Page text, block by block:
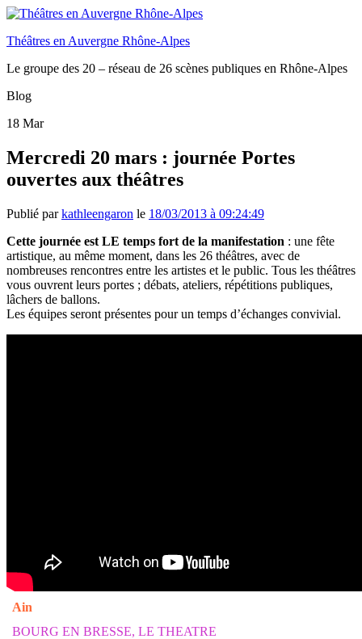
Théâtres en Auvergne Rhône-Alpes
Le groupe des 20 – réseau de 26 scènes publiques en Rhône-Alpes
Blog
18 Mar
Mercredi 20 mars : journée Portes
ouvertes aux théâtres
Publié parkathleengaron le 18/03/2013 à 09:24:49
Cette journée est LE temps fort de la manifestation : une fête
artistique, au même moment, dans les 26 théâtres, avec de
nombreuses rencontres entre les artistes et le public. Tous les théâtres
vous ouvrent leurs portes ; débats, ateliers, répétitions publiques,
lâchers de ballons.
Les équipes seront présentes pour un temps d’échanges convivial.
Ain
BOURG EN BRESSE, LE THEATRE